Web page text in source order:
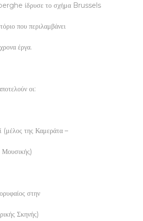
ίδρυσε το σχήμα Brussels
που περιλαμβάνει
έργα.
οι:
της Καμεράτα –
στην
Σκηνής)